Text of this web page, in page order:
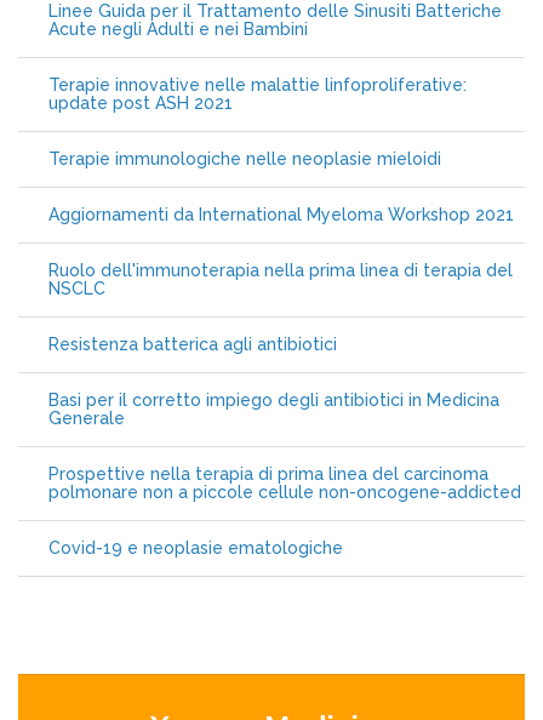
Linee Guida per il Trattamento delle Sinusiti Batteriche
Acute negli Adulti e nei Bambini
Terapie innovative nelle malattie linfoproliferative:
update post ASH 2021
Terapie immunologiche nelle neoplasie mieloidi
Aggiornamenti da International Myeloma Workshop 2021
Ruolo dell'immunoterapia nella prima linea di terapia del
NSCLC
Resistenza batterica agli antibiotici
Basi per il corretto impiego degli antibiotici in Medicina
Generale
Prospettive nella terapia di prima linea del carcinoma
polmonare non a piccole cellule non-oncogene-addicted
Covid-19 e neoplasie ematologiche